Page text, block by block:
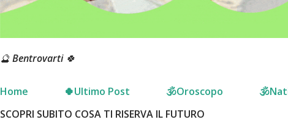
🔮 Bentrovarti 🍀
Home 🍀Ultimo Post 🕉Oroscopo
SCOPRI SUBITO COSA TI RISERVA IL FUTURO